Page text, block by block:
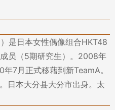
是日本女性偶像组合HKT48
员（5期研究生）。2008年
7月正式移藉到新TeamA。
日本大分县大分市出身。太